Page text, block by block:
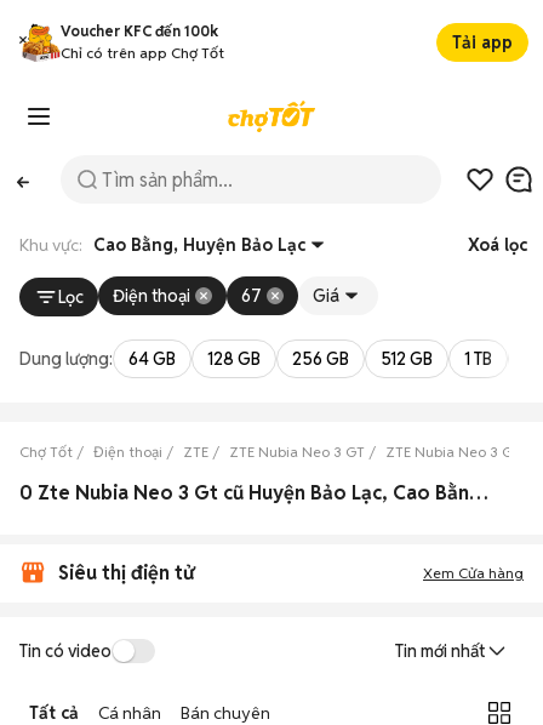
Voucher KFC đến 100k
Chỉ có trên app Chợ Tốt
Tải app
Khu vực: Cao Bằng, Huyện Bảo Lạc Xoá lọc
Lọc Điện thoại 67 Giá
Dung lượng: 64 GB 128 GB 256 GB 512 GB 1 TB
Chợ Tốt Điện thoại ZTE ZTE Nubia Neo 3 GT ZTE Nubia Neo 3 GT
0 Zte Nubia Neo 3 Gt cũ Huyện Bảo Lạc, Cao Bằng đẹp
Siêu thị điện tử Xem Cửa hàng
Tin có video Tin mới nhất
Tất cả Cá nhân Bán chuyên